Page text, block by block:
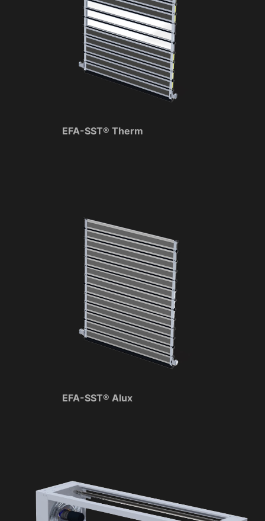
EFA-SST® Therm
EFA-SST® Alux